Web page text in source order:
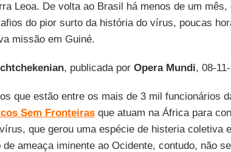
Leoa. De volta ao Brasil há menos de um mês,
do pior surto da história do vírus, poucas
missão em Guiné.
, publicada por Opera Mundi, 08-
que estão entre os mais de 3 mil funcionários
Sem Fronteirasque atuam na África para
que gerou uma espécie de histeria coletiva
ameaça iminente ao Ocidente, contudo, não